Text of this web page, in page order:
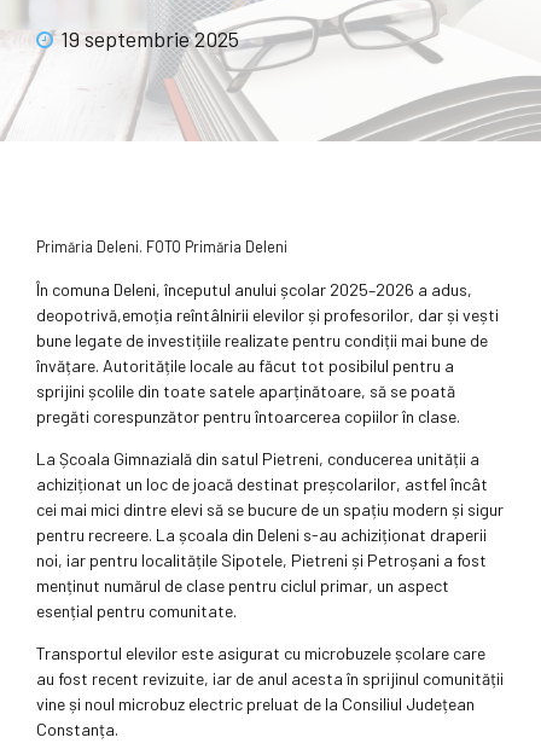
19 septembrie 2025
Primăria Deleni. FOTO Primăria Deleni
În comuna Deleni, începutul anului școlar 2025–2026 a adus,
deopotrivă,emoția reîntâlnirii elevilor și profesorilor, dar și vești
bune legate de investițiile realizate pentru condiții mai bune de
învățare. Autoritățile locale au făcut tot posibilul pentru a
sprijini școlile din toate satele aparținătoare, să se poată
pregăti corespunzător pentru întoarcerea copiilor în clase.
La Școala Gimnazială din satul Pietreni, conducerea unității a
achiziționat un loc de joacă destinat preșcolarilor, astfel încât
cei mai mici dintre elevi să se bucure de un spațiu modern și sigur
pentru recreere. La școala din Deleni s-au achiziționat draperii
noi, iar pentru localitățile Sipotele, Pietreni și Petroșani a fost
menținut numărul de clase pentru ciclul primar, un aspect
esențial pentru comunitate.
Transportul elevilor este asigurat cu microbuzele școlare care
au fost recent revizuite, iar de anul acesta în sprijinul comunității
vine și noul microbuz electric preluat de la Consiliul Județean
Constanța.